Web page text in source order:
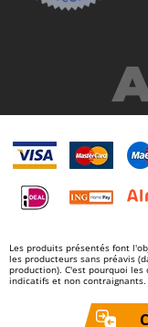
Novatec
NuovaFac
O
Officine Savioli
Oliviero
Olix
Omas
Ompagrill
Les produits présentés font
les producteurs sans préavis
production). C'est pourquoi
indicatifs et non contraignants.